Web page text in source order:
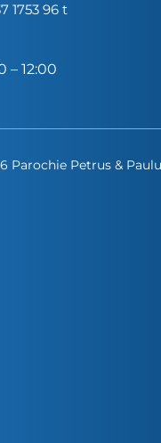
1753 96 t
– 12:00
Parochie Petrus &